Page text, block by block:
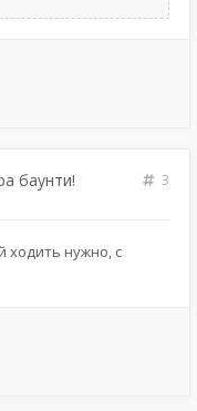
баунти!
3
ходить нужно, с